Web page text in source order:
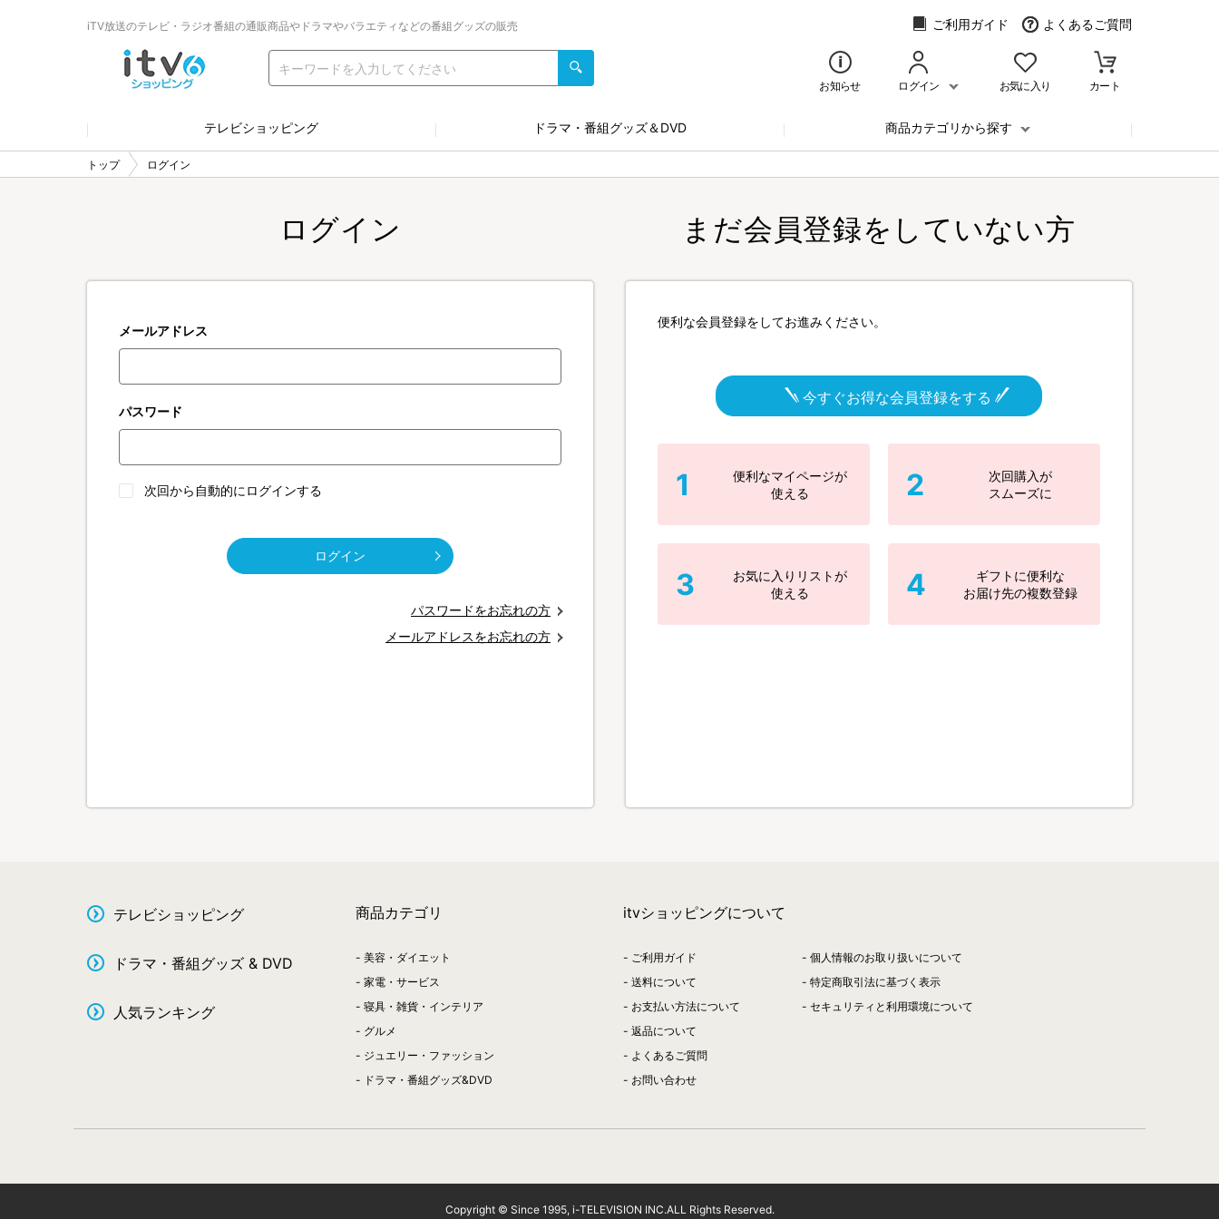
iTV放送のテレビ・ラジオ番組の通販商品やドラマやバラエティなどの番組グッズの販売 ご利用ガイド よくあるご質問
お知らせ ログイン お気に入り カート
テレビショッピング ドラマ・番組グッズ＆DVD 商品カテゴリから探す
トップ ログイン
ログイン
メールアドレス
パスワード
次回から自動的にログインする
ログイン
パスワードをお忘れの方
メールアドレスをお忘れの方
まだ会員登録をしていない方
便利な会員登録をしてお進みください。
今すぐお得な会員登録をする
1
便利なマイページが
使える
2
次回購入が
スムーズに
3
お気に入りリストが
使える
4
ギフトに便利な
お届け先の複数登録
テレビショッピング
ドラマ・番組グッズ & DVD
人気ランキング
商品カテゴリ
美容・ダイエット
家電・サービス
寝具・雑貨・インテリア
グルメ
ジュエリー・ファッション
ドラマ・番組グッズ&DVD
itvショッピングについて
ご利用ガイド
送料について
お支払い方法について
返品について
よくあるご質問
お問い合わせ
個人情報のお取り扱いについて
特定商取引法に基づく表示
セキュリティと利用環境について
Copyright © Since 1995, i-TELEVISION INC.ALL Rights Reserved.